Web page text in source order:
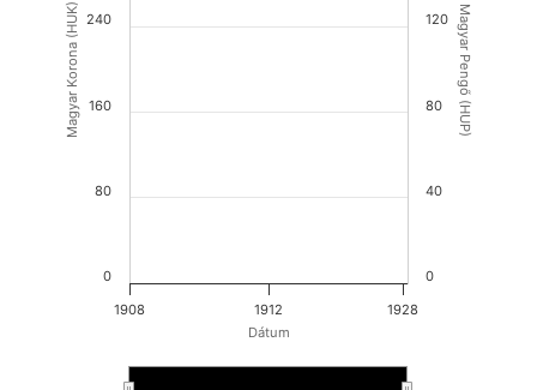
Dátum
Magyar Korona (HUK) Magyar Pengő (HUP)
1908 1912 1928
0
80
160
240
0
120
40
80